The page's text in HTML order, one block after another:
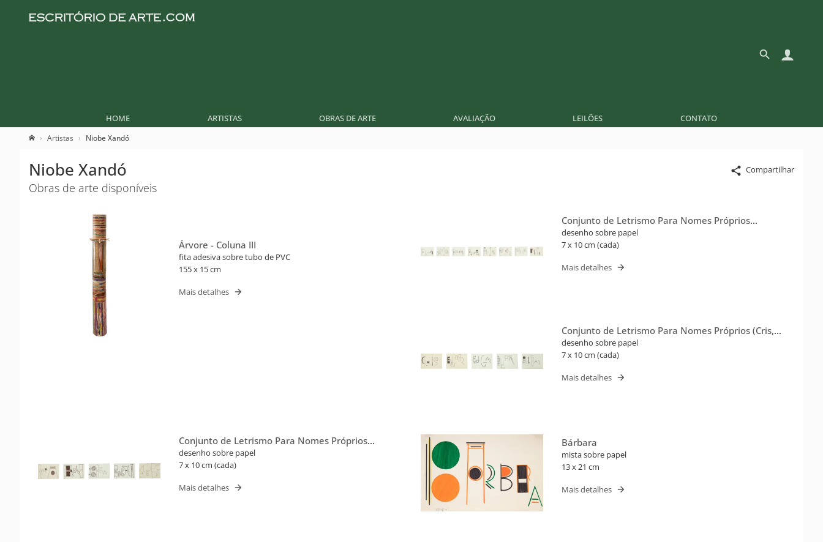
HOME ARTISTAS OBRAS DE ARTE AVALIAÇÃO LEILÕES CONTATO
Artistas Niobe Xandó
Compartilhar
Niobe Xandó
Obras de arte disponíveis
Árvore - Coluna III
fita adesiva sobre tubo de PVC
155 x 15 cm
Mais detalhes
Conjunto de Letrismo Para Nomes Próprios
(Flusser)
desenho sobre papel
7 x 10 cm (cada)
Mais detalhes
Conjunto de Letrismo Para Nomes Próprios (Cris,
Edgar)
desenho sobre papel
7 x 10 cm (cada)
Mais detalhes
Conjunto de Letrismo Para Nomes Próprios
(Barbara, Cleube)
desenho sobre papel
7 x 10 cm (cada)
Mais detalhes
Bárbara
mista sobre papel
13 x 21 cm
Mais detalhes